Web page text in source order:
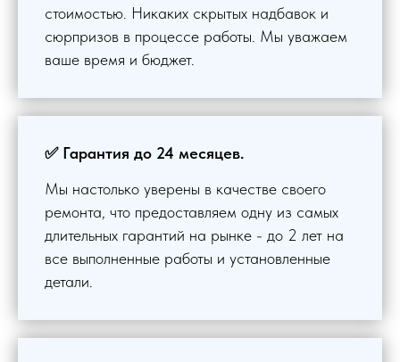
стоимостью. Никаких скрытых надбавок и
сюрпризов в процессе работы. Мы уважаем
ваше время и бюджет.
✅ Гарантия до 24 месяцев.
Мы настолько уверены в качестве своего
ремонта, что предоставляем одну из самых
длительных гарантий на рынке - до 2 лет на
все выполненные работы и установленные
детали.